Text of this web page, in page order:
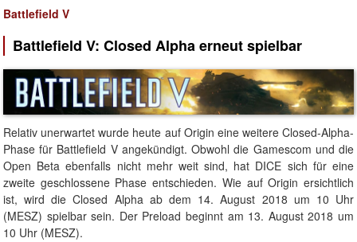
Battlefield V
Battlefield V: Closed Alpha erneut spielbar
Relativ unerwartet wurde heute auf Origin eine weitere Closed-Alpha-
Phase für Battlefield V angekündigt. Obwohl die Gamescom und die
Open Beta ebenfalls nicht mehr weit sind, hat DICE sich für eine
zweite geschlossene Phase entschieden. Wie auf Origin ersichtlich
ist, wird die Closed Alpha ab dem 14. August 2018 um 10 Uhr
(MESZ) spielbar sein. Der Preload beginnt am 13. August 2018 um
10 Uhr (MESZ).